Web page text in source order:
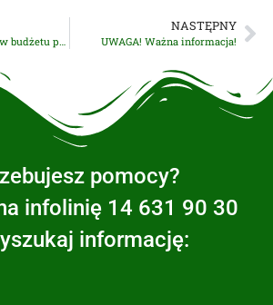
Programy ze środków budżetu państwa
NASTĘPNY
UWAGA! Ważna informacja!
pomocy?
infolinię 14 631 90 30
informację: